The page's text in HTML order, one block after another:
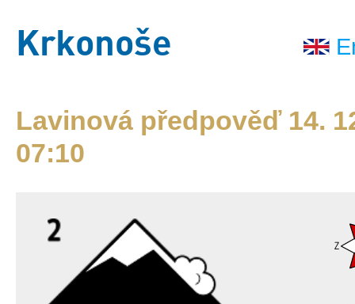
Krkonoše
Lavinová předpověď 14.
07:10